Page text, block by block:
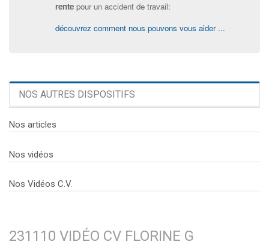
rente pour un accident de travail:
découvrez comment nous pouvons vous aider ...
NOS AUTRES DISPOSITIFS
Nos articles
Nos vidéos
Nos Vidéos C.V.
231110 VIDÉO CV FLORINE G